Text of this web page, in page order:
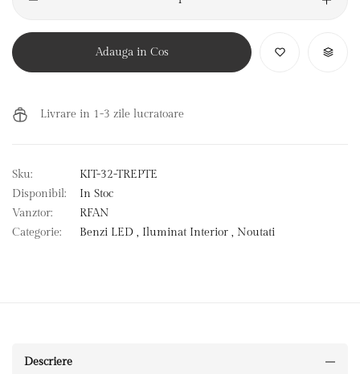
Adauga in Cos
Livrare in 1-3 zile lucratoare
Sku:
KIT-32-TREPTE
Disponibil:
In Stoc
Vanztor:
RFAN
Categorie:
Benzi LED , Iluminat Interior , Noutati
Descriere